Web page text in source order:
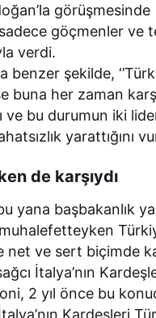
görüşmesinde
göçmenler ve
verdi.
benzer şekilde,
buna her zaman karşı
ve bu durumun iki
yarattığını
de karşıydı
yana başbakanlık
net ve sert biçimde
İtalya’nın
2 yıl önce bu
Kardeşleri